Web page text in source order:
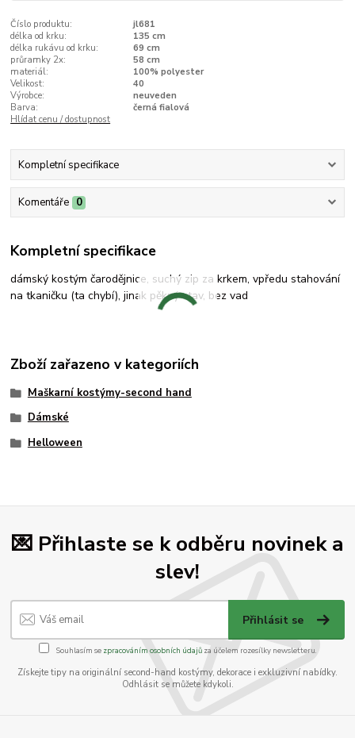
Číslo produktu:
jl681
délka od krku:
135 cm
délka rukávu od krku:
69 cm
průramky 2x:
58 cm
materiál:
100% polyester
Velikost:
40
Výrobce:
neuveden
Barva:
černá fialová
Hlídat cenu / dostupnost
Kompletní specifikace
Komentáře 0
Kompletní specifikace
dámský kostým čarodějnice, suchý zip za krkem, vpředu stahování
na tkaničku (ta chybí), jinak pěkný stav, bez vad
Zboží zařazeno v kategoriích
Maškarní kostýmy-second hand
Dámské
Helloween
💌 Přihlaste se k odběru novinek a
slev!
Přihlásit se
Souhlasím se zpracováním osobních údajůza účelem rozesílky newsletteru.
Získejte tipy na originální second-hand kostýmy, dekorace i exkluzivní nabídky.
Odhlásit se můžete kdykoli.